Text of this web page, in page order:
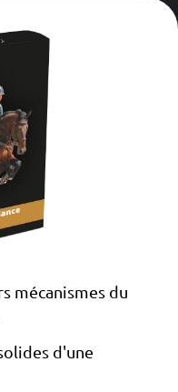
mécanismes du
d'une